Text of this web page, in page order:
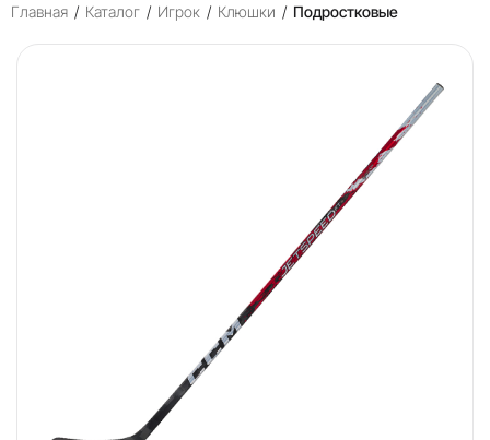
Главная / Каталог / Игрок / Клюшки / Подростковые